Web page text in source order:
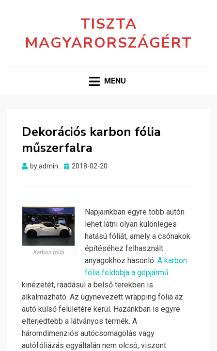
TISZTA
MAGYARORSZÁGÉRT
MENU
Dekorációs karbon fólia
műszerfalra
byadmin
Posted
2018-02-20
Karbon fólia
Napjainkban egyre több autón
lehet látni olyan különleges
hatású fóliát, amely a csónakok
építéséhez felhasznált
anyagokhoz hasonló. A karbon
fólia feldobja a gépjármű
kinézetét, ráadásul a belső terekben is
alkalmazható. Az úgynevezett wrapping fólia az
autó külső felületére kerül. Hazánkban is egyre
elterjedtebb a látványos termék. A
háromdimenziós autócsomagolás vagy
autófóliázás egyáltalán nem olcsó, viszont